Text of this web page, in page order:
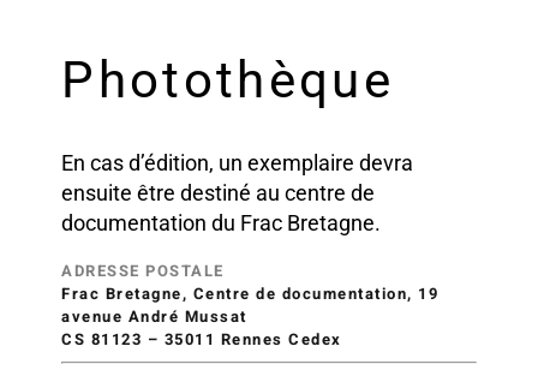
Photothèque
En cas d’édition, un exemplaire devra
ensuite être destiné au centre de
documentation du Frac Bretagne.
ADRESSE POSTALE
Frac Bretagne, Centre de documentation, 19
avenue André Mussat
CS 81123 – 35011 Rennes Cedex